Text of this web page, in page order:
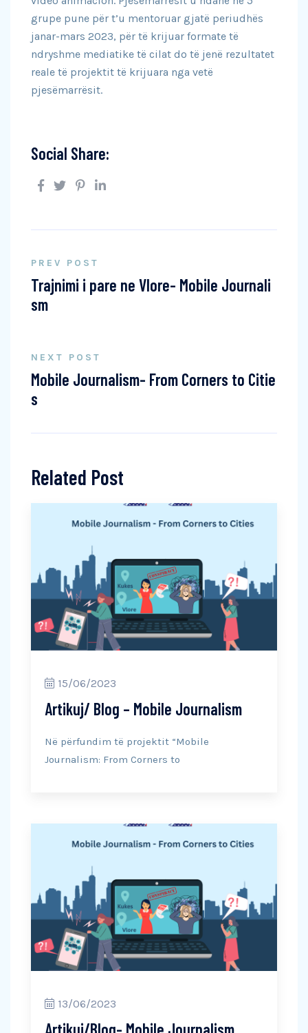
grupe pune për t’u mentoruar gjatë periudhës
janar-mars 2023, për të krijuar formate të
ndryshme mediatike të cilat do të jenë rezultatet
reale të projektit të krijuara nga vetë
pjesëmarrësit.
Social Share:
PREV POST
Trajnimi i pare ne Vlore- Mobile Journali
sm
NEXT POST
Mobile Journalism- From Corners to Citie
s
Related Post
15/06/2023
Artikuj/ Blog – Mobile Journalism
Në përfundim të projektit “Mobile
Journalism: From Corners to
13/06/2023